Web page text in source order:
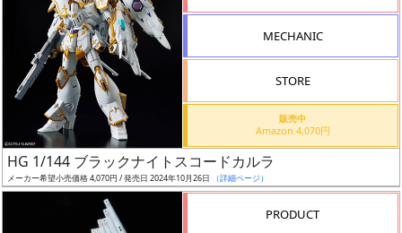
リ
ー
ズ・
MECHANIC
STORE
販売中
Amazon 4,070円
HG 1/144 ブラックナイトスコードカルラ
メーカー希望小売価格 4,070円 / 発売日 2024年10月26日 （詳細ページ）
PRODUCT